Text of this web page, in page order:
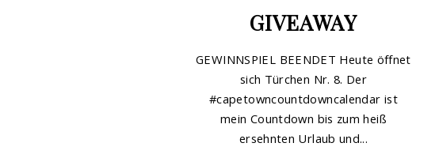
GIVEAWAY
GEWINNSPIEL BEENDET Heute öffnet
sich Türchen Nr. 8. Der
#capetowncountdowncalendar ist
mein Countdown bis zum heiß
ersehnten Urlaub und...